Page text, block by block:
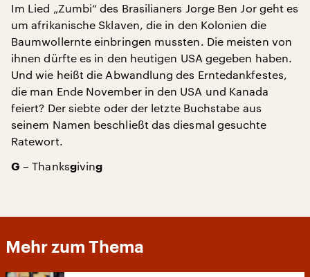
Im Lied „Zumbi“ des Brasilianers Jorge Ben Jor geht es
um afrikanische Sklaven, die in den Kolonien die
Baumwollernte einbringen mussten. Die meisten von
ihnen dürfte es in den heutigen USA gegeben haben.
Und wie heißt die Abwandlung des Erntedankfestes,
die man Ende November in den USA und Kanada
feiert? Der siebte oder der letzte Buchstabe aus
seinem Namen beschließt das diesmal gesuchte
Ratewort.
G – Thanksgiving
Mehr zum Thema